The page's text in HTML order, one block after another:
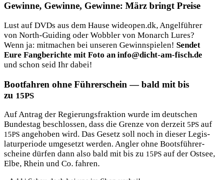
Gewinne, Gewinne, Gewinne: März bringt Preise
Lust auf DVDs aus dem Hau­se wideopen.dk, Angel­füh­rer
von North-Gui­ding oder Wob­bler von Mon­arch Lures?
Wenn ja: mit­ma­chen bei unse­ren Gewinn­spie­len! Sen­det
Eure Fang­be­rich­te mit Foto an info@dicht-am-fisch.de
und schon seid Ihr dabei!
Bootfahren ohne Führerschein — bald mit bis
zu 15PS
Auf Antrag der Regie­rungs­frak­ti­on wur­de im deut­schen
Bun­des­tag beschlos­sen, dass die Gren­ze von der­zeit 5PS auf
15PS ange­ho­ben wird. Das Gesetz soll noch in die­ser Legis­
la­tur­pe­ri­ode umge­setzt wer­den. Ang­ler ohne Boots­füh­rer­
schei­ne dür­fen dann also bald mit bis zu 15PS auf der Ost­see,
Elbe, Rhein und Co. fahren.